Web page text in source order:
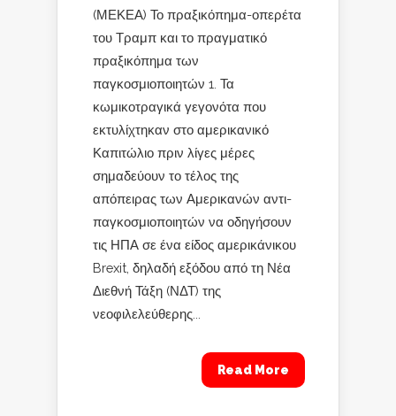
(ΜΕΚΕΑ) Το πραξικόπημα-οπερέτα
του Τραμπ και το πραγματικό
πραξικόπημα των
παγκοσμιοποιητών 1. Τα
κωμικοτραγικά γεγονότα που
εκτυλίχτηκαν στο αμερικανικό
Καπιτώλιο πριν λίγες μέρες
σημαδεύουν το τέλος της
απόπειρας των Αμερικανών αντι-
παγκοσμιοποιητών να οδηγήσουν
τις ΗΠΑ σε ένα είδος αμερικάνικου
Brexit, δηλαδή εξόδου από τη Νέα
Διεθνή Τάξη (ΝΔΤ) της
νεοφιλελεύθερης...
Read More